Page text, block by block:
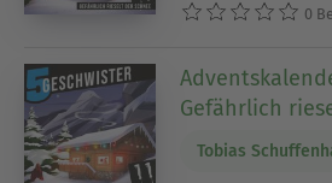
0
Gefährlich
Tobias